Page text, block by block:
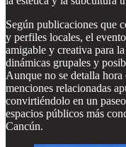
Según publicaciones que
y perfiles locales, el
amigable y creativa para
dinámicas grupales y
Aunque no se detalla
menciones relacionadas
convirtiéndolo en un
espacios públicos más
Cancún.